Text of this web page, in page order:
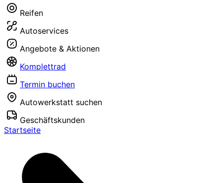
Reifen
Autoservices
Angebote & Aktionen
Komplettrad
Termin buchen
Autowerkstatt suchen
Geschäftskunden
Startseite